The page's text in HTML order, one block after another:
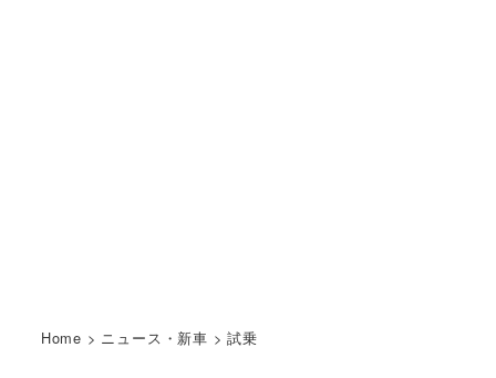
Home > ニュース・新車 >試乗